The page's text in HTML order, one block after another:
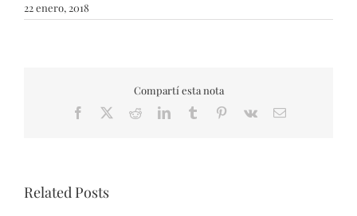
22 enero, 2018
Compartí esta nota
Facebook RedditLinkedInTumblr Pinterest
Vk Email
Related Posts